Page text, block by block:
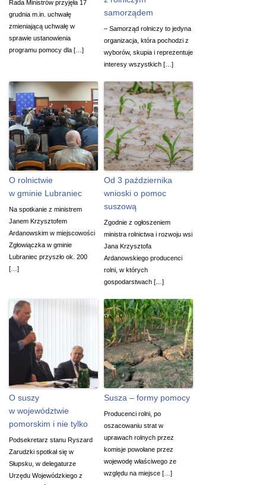
Rada Ministrów przyjęła 17
grudnia m.in. uchwałę
zmieniającą uchwałę w
sprawie ustanowienia
programu pomocy dla […]
samorządem
– Samorząd rolniczy to jedyna
organizacja, która pochodzi z
wyborów, skupia i reprezentuje
interesy wszystkich […]
O rolnictwie
w gminie Lubraniec
Na spotkanie z ministrem
Janem Krzysztofem
Ardanowskim w miejscowości
Zgłowiączka w gminie
Lubraniec przyszło ok. 200
[…]
Od 3 października
wnioski o pomoc
suszową
Zgodnie z ogłoszeniem
ministra rolnictwa i rozwoju wsi
Jana Krzysztofa
Ardanowskiego producenci
rolni, w których
gospodarstwach […]
O suszy
w województwie
pomorskim i nie tylko
Podsekretarz stanu Ryszard
Zarudzki spotkał się w
Słupsku, w delegaturze
Urzędu Wojewódzkiego z
Susza – formy pomocy
Producenci rolni, po
oszacowaniu strat w
uprawach rolnych przez
komisje powołane przez
wojewodę właściwego ze
względu na miejsce […]